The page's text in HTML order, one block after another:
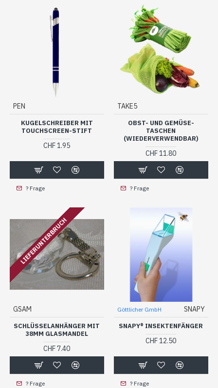
PEN
KUGELSCHREIBER MIT
TOUCHSCREEN-STIFT
CHF 1.95
? Frage
TAKE5
OBST- UND GEMÜSE-
TASCHEN
(WIEDERVERWENDBAR)
CHF 11.80
? Frage
LIEFERUNTERBRUCH
GSAM
SCHLÜSSELANHÄNGER MIT
38MM GLASMANDEL
CHF 7.40
? Frage
Göttlicher GmbH SNAPY
SNAPY® INSEKTENFÄNGER
CHF 12.50
? Frage